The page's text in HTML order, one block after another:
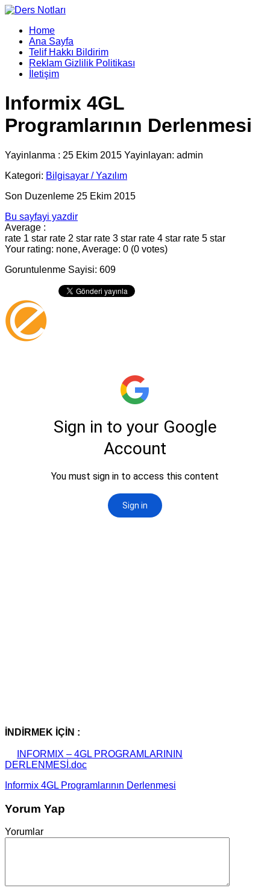
Home
Ana Sayfa
Telif Hakkı Bildirim
Reklam Gizlilik Politikası
İletişim
Informix 4GL
Programlarının Derlenmesi
Yayinlanma : 25 Ekim 2015 Yayinlayan: admin
Kategori: Bilgisayar / Yazılım
Son Duzenleme 25 Ekim 2015
Bu sayfayi yazdir
Average :
rate 1 star rate 2 star rate 3 star rate 4 star rate 5 star
Your rating: none, Average: 0 (0 votes)
Goruntulenme Sayisi: 609
İNDİRMEK İÇİN :
INFORMIX – 4GL PROGRAMLARININ
DERLENMESİ.doc
Informix 4GL Programlarının Derlenmesi
Yorum Yap
Yorumlar